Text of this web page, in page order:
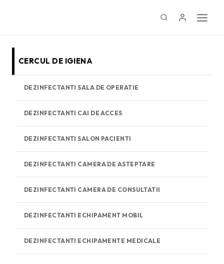
CERCUL DE IGIENA
DEZINFECTANTI SALA DE OPERATIE
DEZINFECTANTI CAI DE ACCES
DEZINFECTANTI SALON PACIENTI
DEZINFECTANTI CAMERA DE ASTEPTARE
DEZINFECTANTI CAMERA DE CONSULTATII
DEZINFECTANTI ECHIPAMENT MOBIL
DEZINFECTANTI ECHIPAMENTE MEDI CALE